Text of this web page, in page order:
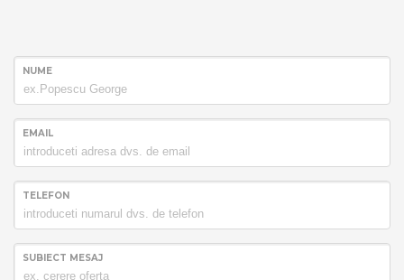
NUME
EMAIL
TELEFON
SUBIECT MESAJ